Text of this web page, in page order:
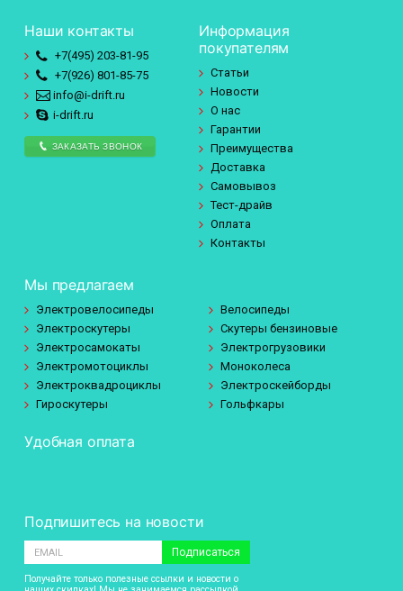
Наши контакты
+7(495) 203-81-95
+7(926) 801-85-75
info@i-drift.ru
i-drift.ru
ЗАКАЗАТЬ ЗВОНОК
Информация
покупателям
Статьи
Новости
О нас
Гарантии
Преимущества
Доставка
Самовывоз
Тест-драйв
Оплата
Контакты
Мы предлагаем
Электровелосипеды
Велосипеды
Электроскутеры
Скутеры бензиновые
Электросамокаты
Электрогрузовики
Электромотоциклы
Моноколеса
Электроквадроциклы
Электроскейборды
Гироскутеры
Гольфкары
Удобная оплата
Подпишитесь на новости
Подписаться
Получайте только полезные ссылки и новости о